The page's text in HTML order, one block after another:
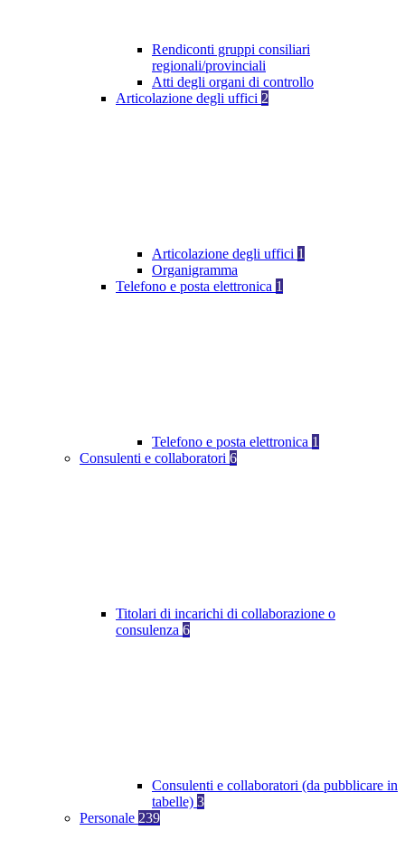
Rendiconti gruppi consiliari
regionali/provinciali
Atti degli organi di controllo
Articolazione degli uffici 2
Articolazione degli uffici 1
Organigramma
Telefono e posta elettronica 1
Telefono e posta elettronica 1
Consulenti e collaboratori 6
Titolari di incarichi di collaborazione o
consulenza 6
Consulenti e collaboratori (da pubblicare in
tabelle) 3
Personale 239